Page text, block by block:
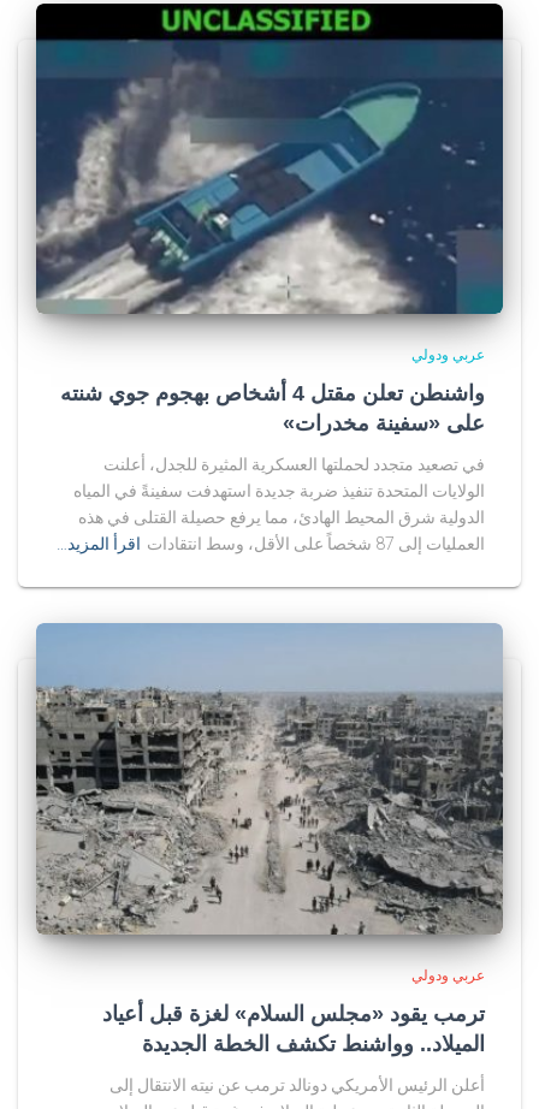
عربي ودولي
واشنطن تعلن مقتل 4 أشخاص بهجوم جوي شنته
على «سفينة مخدرات»
في تصعيد متجدد لحملتها العسكرية المثيرة للجدل، أعلنت
الولايات المتحدة تنفيذ ضربة جديدة استهدفت سفينةً في المياه
الدولية شرق المحيط الهادئ، مما يرفع حصيلة القتلى في هذه
العمليات إلى 87 شخصاً على الأقل، وسط انتقادات
اقرأ المزيد…
عربي ودولي
ترمب يقود «مجلس السلام» لغزة قبل أعياد
الميلاد.. وواشنط تكشف الخطة الجديدة
أعلن الرئيس الأمريكي دونالد ترمب عن نيته الانتقال إلى